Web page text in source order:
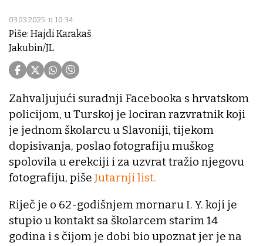
03.03.2025. u 10:34
Piše: Hajdi Karakaš
Jakubin/JL
Zahvaljujući suradnji Facebooka s hrvatskom
policijom, u Turskoj je lociran razvratnik koji
je jednom školarcu u Slavoniji, tijekom
dopisivanja, poslao fotografiju muškog
spolovila u erekciji i za uzvrat tražio njegovu
fotografiju, piše Jutarnji list.
Riječ je o 62-godišnjem mornaru I. Y. koji je
stupio u kontakt sa školarcem starim 14
godina i s čijom je dobi bio upoznat jer je na